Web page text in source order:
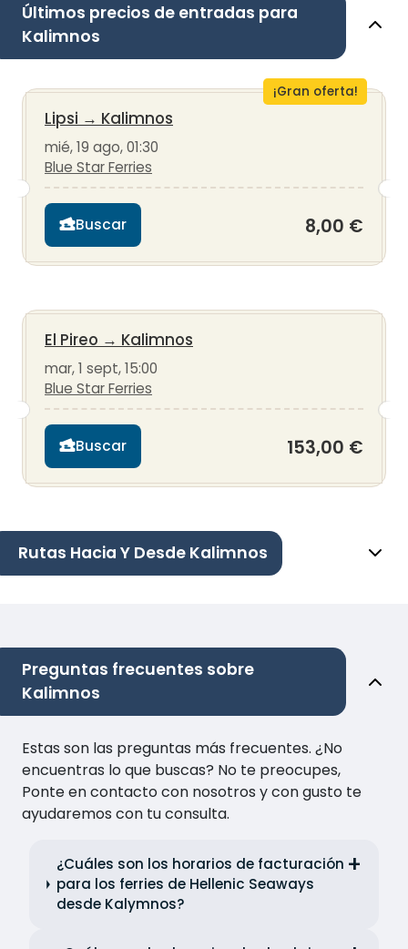
Últimos precios de entradas para
Kalimnos
¡Gran oferta!
Lipsi → Kalimnos
mié, 19 ago, 01:30
Blue Star Ferries
Buscar 8,00 €
El Pireo → Kalimnos
mar, 1 sept, 15:00
Blue Star Ferries
Buscar 153,00 €
Rutas Hacia Y Desde Kalimnos
Preguntas frecuentes sobre
Kalimnos
Estas son las preguntas más frecuentes. ¿No
encuentras lo que buscas? No te preocupes,
Ponte en contacto con nosotros y con gusto te
ayudaremos con tu consulta.
¿Cuáles son los horarios de facturación
para los ferries de Hellenic Seaways
desde Kalymnos?